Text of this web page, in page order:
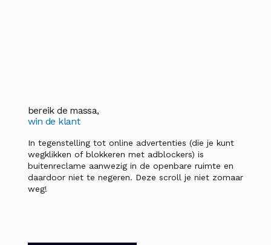
bereik de massa,
win de klant
In tegenstelling tot online advertenties (die je kunt
wegklikken of blokkeren met adblockers) is
buitenreclame aanwezig in de openbare ruimte en
daardoor niet te negeren. Deze scroll je niet zomaar
weg!